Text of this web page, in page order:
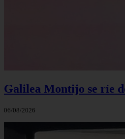
Galilea Montijo se ríe
06/08/2026